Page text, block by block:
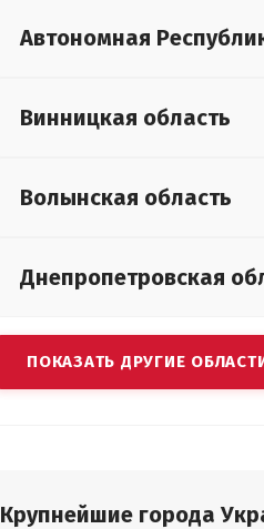
Автономная
Винницкая область
Волынская область
Днепропетровская
ПОКАЗАТЬ ДРУГИЕ
Крупнейшие города